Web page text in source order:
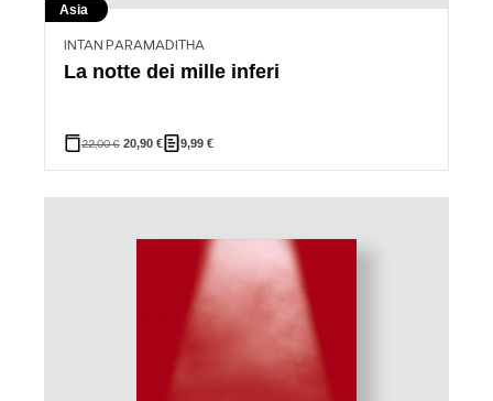
Asia
INTAN PARAMADITHA
La notte dei mille inferi
22,00€ 20,90 € 9,99 €